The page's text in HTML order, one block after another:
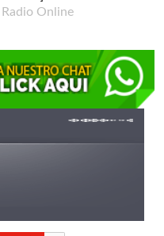
Online